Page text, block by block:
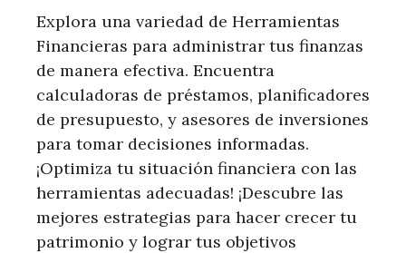
Explora una variedad de Herramientas
Financieras para administrar tus finanzas
de manera efectiva. Encuentra
calculadoras de préstamos, planificadores
de presupuesto, y asesores de inversiones
para tomar decisiones informadas.
¡Optimiza tu situación financiera con las
herramientas adecuadas! ¡Descubre las
mejores estrategias para hacer crecer tu
patrimonio y lograr tus objetivos